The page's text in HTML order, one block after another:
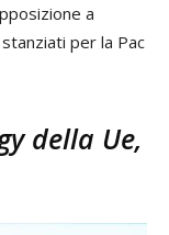
a
per la Pac
della Ue,